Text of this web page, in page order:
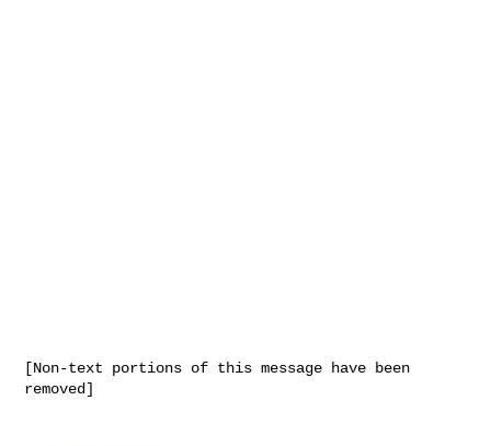
[Non-text portions of this message have been
removed]